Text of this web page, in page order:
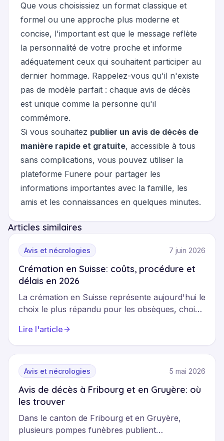
Que vous choisissiez un format classique et
formel ou une approche plus moderne et
concise, l'important est que le message reflète
la personnalité de votre proche et informe
adéquatement ceux qui souhaitent participer au
dernier hommage. Rappelez-vous qu'il n'existe
pas de modèle parfait : chaque avis de décès
est unique comme la personne qu'il
commémore.
Si vous souhaitez publier un avis de décès de
manière rapide et gratuite, accessible à tous
sans complications, vous pouvez utiliser la
plateforme Funere pour partager les
informations importantes avec la famille, les
amis et les connaissances en quelques minutes.
Articles similaires
Avis et nécrologies 7 juin 2026
Crémation en Suisse: coûts, procédure et
délais en 2026
La crémation en Suisse représente aujourd'hui le
choix le plus répandu pour les obsèques, choisi
présente les coûts réels en 2026, la procédure
complète et les délais nécessaires, avec un
focus particulier sur le canton du Tessin.
Lire l'article
Avis et nécrologies 5 mai 2026
Avis de décès à Fribourg et en Gruyère: où
les trouver
Dans le canton de Fribourg et en Gruyère,
plusieurs pompes funèbres publient